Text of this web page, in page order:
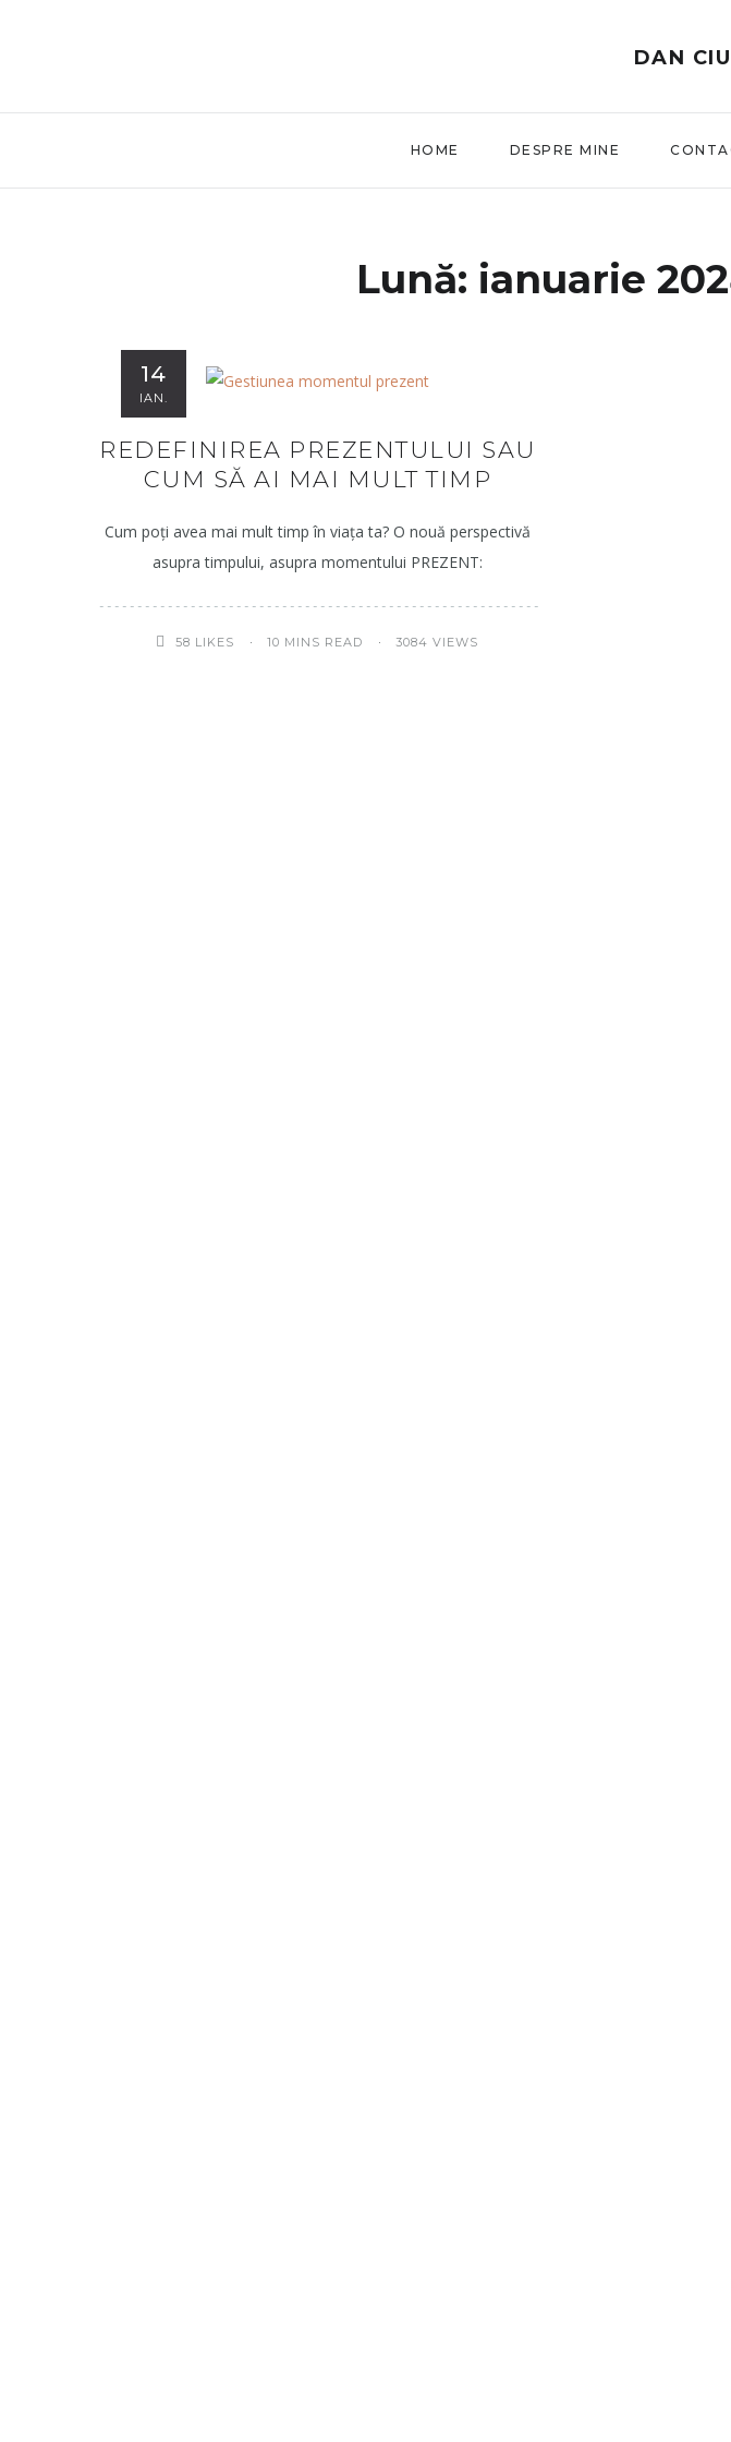
DAN
HOME DESPRE MINE
Lună: ianuarie
14
IAN.
REDEFINIREA PREZENTULUI SAU
CUM SĂ AI MAI MULT TIMP
Cum poți avea mai mult timp în viața ta? O nouă perspectivă
asupra timpului, asupra momentului PREZENT:
58 LIKES 10 MINS READ 3084 VIEWS